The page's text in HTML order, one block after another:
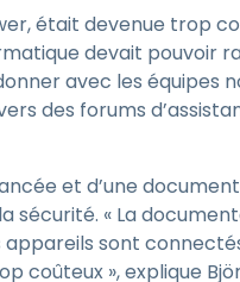
était devenue trop
devait pouvoir
avec les équipes
des forums
et d’une
sécurité. « La
sont
coûteux », explique